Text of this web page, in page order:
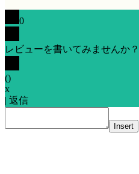
0
レビューを書いてみませんか
()
x
| 返信
Insert